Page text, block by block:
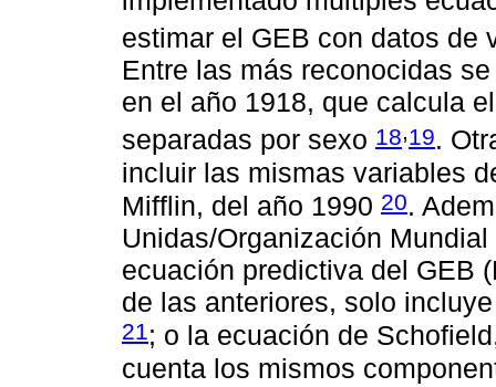
estimar el GEB con datos
Entre las más reconocidas
en el año 1918, que calcula
separadas por sexo 18,19.
incluir las mismas variables
Mifflin, del año 1990 20.
Unidas/Organización
ecuación predictiva del GEB
de las anteriores, solo
21; o la ecuación de
cuenta los mismos